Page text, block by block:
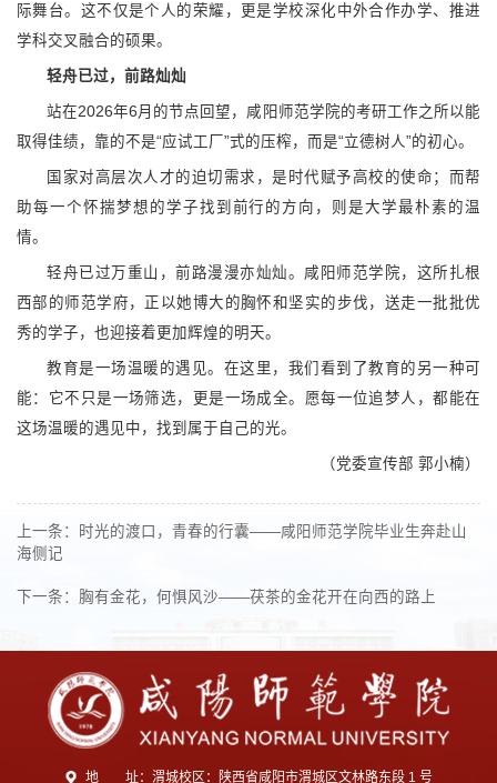
际舞台。这不仅是个人的荣耀，更是学校深化中外合作办学、推进
学科交叉融合的硕果。
轻舟已过，前路灿灿
站在2026年6月的节点回望，咸阳师范学院的考研工作之所以能
取得佳绩，靠的不是“应试工厂”式的压榨，而是“立德树人”的初心。
国家对高层次人才的迫切需求，是时代赋予高校的使命；而帮
助每一个怀揣梦想的学子找到前行的方向，则是大学最朴素的温
情。
轻舟已过万重山，前路漫漫亦灿灿。咸阳师范学院，这所扎根
西部的师范学府，正以她博大的胸怀和坚实的步伐，送走一批批优
秀的学子，也迎接着更加辉煌的明天。
教育是一场温暖的遇见。在这里，我们看到了教育的另一种可
能：它不只是一场筛选，更是一场成全。愿每一位追梦人，都能在
这场温暖的遇见中，找到属于自己的光。
（党委宣传部 郭小楠）
上一条：时光的渡口，青春的行囊——咸阳师范学院毕业生奔赴山
海侧记
下一条：胸有金花，何惧风沙——茯茶的金花开在向西的路上
地 址：渭城校区：陕西省咸阳市渭城区文林路东段 1 号